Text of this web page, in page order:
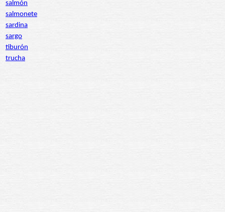
salmón
salmonete
sardina
sargo
tiburón
trucha